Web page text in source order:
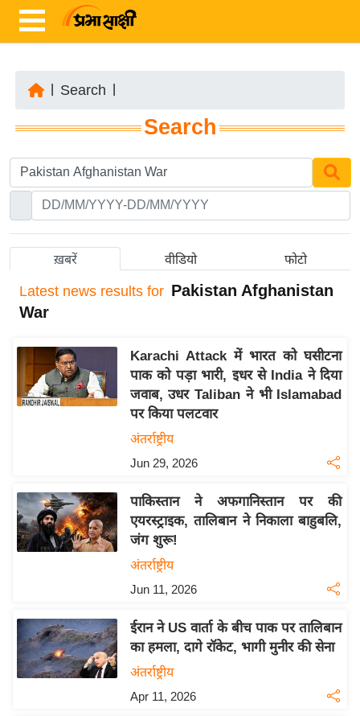
ज़ा
ख
र
ष्ट्री
अं
त
ष्ट्री
बि
उ
द्यो
ग
ज
वि
शे
ष
ज्ञ
Search
Search
ख़बरें वीडियो फोटो
Latest news results for Pakistan Afghanistan
War
Karachi Attack में भारत को घसीटना
पाक को पड़ा भारी, इधर से India ने दिया
जवाब, उधर Taliban ने भी Islamabad
पर किया पलटवार
अंतर्राष्ट्रीय
Jun 29, 2026
पाकिस्तान ने अफगानिस्तान पर की
एयरस्ट्राइक, तालिबान ने निकाला बाहुबलि,
जंग शुरू!
अंतर्राष्ट्रीय
Jun 11, 2026
ईरान ने US वार्ता के बीच पाक पर तालिबान
का हमला, दागे रॉकेट, भागी मुनीर की सेना
अंतर्राष्ट्रीय
Apr 11, 2026